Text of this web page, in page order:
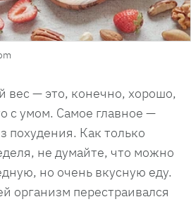
вес — это, конечно, хорошо,
с умом. Самое главное —
похудения. Как только
не думайте, что можно
но очень вкусную еду.
организм перестраивался